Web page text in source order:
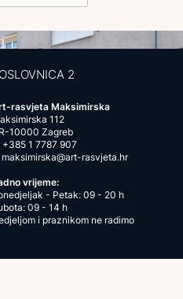
2
rasvjeta Maksimirska
112
10000 Zagreb
+385 1 7787 907
maksimirska@art-rasvjeta.hr
vrijeme:
- Petak: 09 - 20 h
09 - 14 h
i praznikom ne radimo